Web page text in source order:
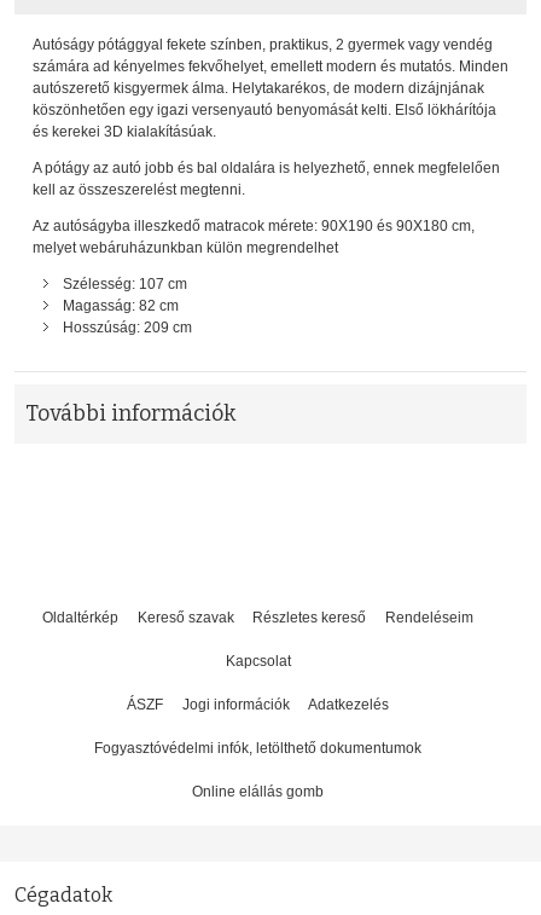
Autóságy pótággyal fekete színben, praktikus, 2 gyermek vagy vendég
számára ad kényelmes fekvőhelyet, emellett modern és mutatós. Minden
autószerető kisgyermek álma. Helytakarékos, de modern dizájnjának
köszönhetően egy igazi versenyautó benyomását kelti. Első lökhárítója
és kerekei 3D kialakításúak.
A pótágy az autó jobb és bal oldalára is helyezhető, ennek megfelelően
kell az összeszerelést megtenni.
Az autóságyba illeszkedő matracok mérete: 90X190 és 90X180 cm,
melyet webáruházunkban külön megrendelhet
Szélesség: 107 cm
Magasság: 82 cm
Hosszúság: 209 cm
További információk
Oldaltérkép Kereső szavak Részletes kereső Rendeléseim
Kapcsolat
ÁSZF Jogi információk Adatkezelés
Fogyasztóvédelmi infók, letölthető dokumentumok
Online elállás gomb
Cégadatok